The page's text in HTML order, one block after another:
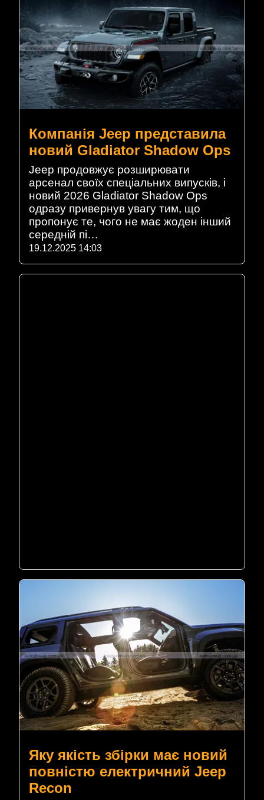
Компанія Jeep представила
новий Gladiator Shadow Ops
Jeep продовжує розширювати
арсенал своїх спеціальних випусків, і
новий 2026 Gladiator Shadow Ops
одразу привернув увагу тим, що
пропонує те, чого не має жоден інший
середній пі…
19.12.2025 14:03
Яку якість збірки має новий
повністю електричний Jeep
Recon